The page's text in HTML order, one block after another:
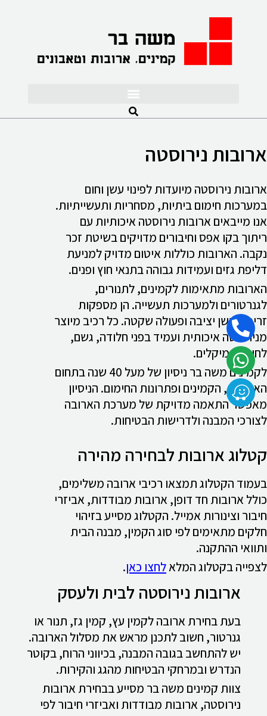
ארובות נירוסטה
ארובות נירוסטה מיועדות לפינוי עשן וחום
במערכות חימום ביתיות, מסחריות ותעשייתיות.
אנו מייבאים ארובות נירוסטה איכותיות עם
ריתוך בקו אפס וחיבורים מדויקים בשיטת זכר
נקבה. הארובות כוללות איטום מדויק למניעת
דליפת גזים ועמידות גבוהה בתנאי חוץ ופנים.
הארובות מתאימות לקמינים, לתנורים,
לגנרטורים ולמערכות תעשייה. הן מספקות
זרימת עשן יציבה ופעולה שקטה. כל רכיב מיוצר
מנירוסטה איכותית ועמיד בפני חלודה, גשם,
לחות וכימיקלים.
לקמינים משה בר ניסיון של מעל 40 שנה בתחום
הארובות, הקמינים ופתרונות החימום. הניסיון
מאפשר התאמה מדויקת של מערכת הארובה
לצורכי המבנה ולדרישות הבטיחות.
קטלוג ארובות לבחירה מהירה
בעמוד הקטלוג תמצאו רכיבי ארובה משלימים,
כולל ארובות חד דופן, ארובות מבודדות, אביזרי
חיבור וצינורות אמייל. הקטלוג מסייע בזיהוי
חלקים מתאימים לפי סוג הקמין, מבנה הבית
ותוואי ההתקנה.
לצפייה בקטלוג המלאלחצו כאן.
ארובות נירוסטה לבית ולעסק
בעת בחירת ארובה לקמין עץ, קמין גז, תנור או
גנרטור, חשוב לתכנן מראש את מסלול הארובה.
יש להתחשב בגובה המבנה, בכיווני הרוח, בקוטר
הנדרש ובמרחקי הבטיחות מהגג והקירות.
צוות קמינים משה בר מסייע בבחירת ארובות
נירוסטה, ארובות מבודדות ואביזרי חיבור לפי